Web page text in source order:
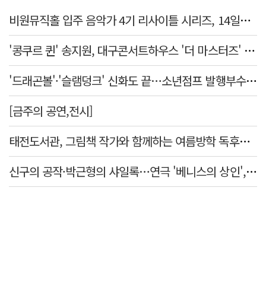
비원뮤직홀 입주 음악가 4기 리사이틀 시리즈, 14일부터 6주간 개최
'콩쿠르 퀸' 송지원, 대구콘서트하우스 '더 마스터즈' 무대 오른다
'드래곤볼'·'슬램덩크' 신화도 끝…소년점프 발행부수 100만부 붕괴
[금주의 공연,전시]
태전도서관, 그림책 작가와 함께하는 여름방학 독후체험 운영
신구의 공작·박근형의 샤일록…연극 '베니스의 상인', 28·29일 대구 공연